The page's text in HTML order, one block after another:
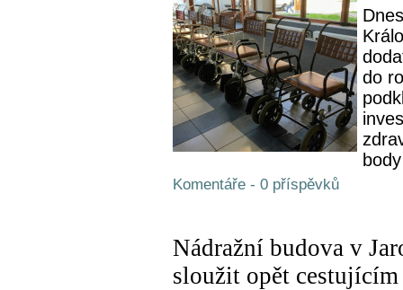
do
Komentáře - 0 příspěvků
Nádražní budova v
sloužit opět cestujícím